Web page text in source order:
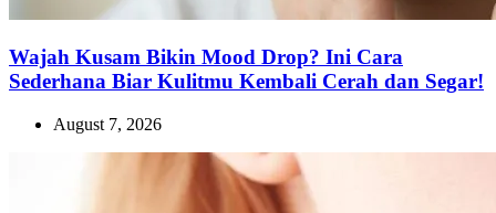
Wajah Kusam Bikin Mood Drop? Ini Cara
Sederhana Biar Kulitmu Kembali Cerah dan Segar!
August 7, 2026